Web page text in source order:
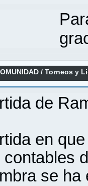
/Torneos y
Tercera ronda
de
en
contables
se ha